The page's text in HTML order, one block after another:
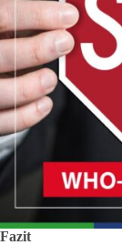
Fazit